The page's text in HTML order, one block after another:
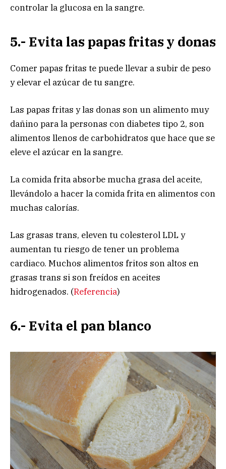
controlar la glucosa en la sangre.
5.- Evita las papas fritas y donas
Comer papas fritas te puede llevar a subir de peso
y elevar el azúcar de tu sangre.
Las papas fritas y las donas son un alimento muy
dañino para la personas con diabetes tipo 2, son
alimentos llenos de carbohidratos que hace que se
eleve el azúcar en la sangre.
La comida frita absorbe mucha grasa del aceite,
llevándolo a hacer la comida frita en alimentos con
muchas calorías.
Las grasas trans, eleven tu colesterol LDL y
aumentan tu riesgo de tener un problema
cardiaco. Muchos alimentos fritos son altos en
grasas trans si son freídos en aceites
hidrogenados. (Referencia)
6.- Evita el pan blanco